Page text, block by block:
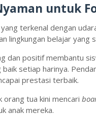
untuk
terkenal dengan
lingkungan belajar
dan positif membantu
baik setiap harinya.
prestasi terbaik.
orang tua kini mencari
anak mereka.